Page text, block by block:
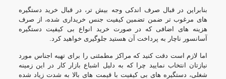
بنابراین در قبال صرف اندکی وجه بیش تر، در قبال خرید دستگیره
های مرغوب تر ضمن تضمین کیفیت جنس خریداری شده، از صرف
هزینه های اضافی که در صورت خرید انواع بی کیفیت دستگیره
آسانسور ناچار به پرداخت آن هستید جلوگیری خواهید کرد.
اما لازم است دقت کنید که مراکز مطمئنی را برای تهیه اجناس مورد
نیازتان انتخاب نمایید چرا که به دلیل اشباع بازار کار در این زمینه
شغلی، دستگیره های بی کیفیت با قیمت های بالا به شدت زیاد شده